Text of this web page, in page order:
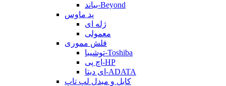
بیاند-Beyond
پد ماوس
ژله ای
معمولی
فلش مموری
توشیبا-Toshiba
اچ پی-HP
ای دیتا-ADATA
کابل و مبدل لپ تاپ